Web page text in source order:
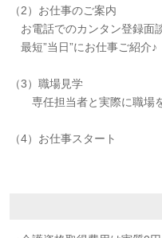
（2）お仕事のご案内
お電話でのカンタン登録面
最短”当日”にお仕事ご紹介♪
（3）職場見学
専任担当者と実際に職場を
（4）お仕事スタート